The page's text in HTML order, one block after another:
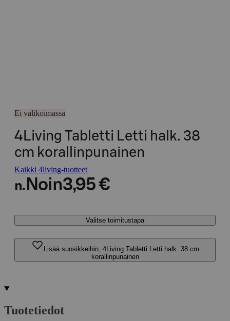
Ei valikoimassa
4Living Tabletti Letti halk. 38
cm korallinpunainen
Kaikki 4living-tuotteet
n. Noin3,95 €
Valitse toimitustapa
Lisää suosikkeihin, 4Living Tabletti Letti halk. 38 cm
korallinpunainen
Tuotetiedot